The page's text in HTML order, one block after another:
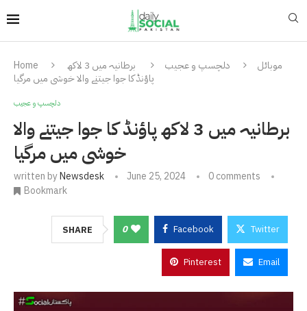
Home موبائل دلچسپ و عجیب
برطانیہ میں 3 لاکھ
پاؤنڈ کا جوا جیتنے والا خوشی میں مرگیا
دلچسپ و عجیب
برطانیہ میں 3 لاکھ پاؤنڈ کا جوا جیتنے والا
خوشی میں مرگیا
written byNewsdesk June 25, 2024
0 comments
Bookmark
SHARE 0 Facebook Twitter
Pinterest Email